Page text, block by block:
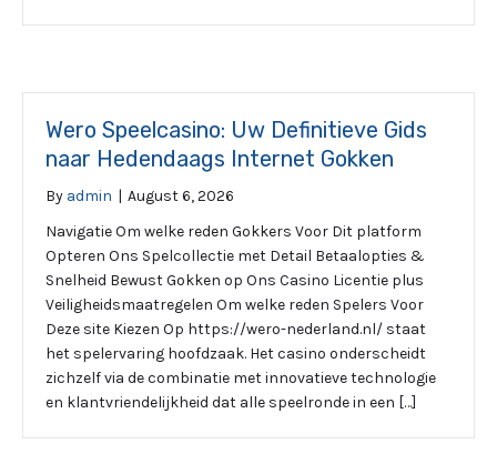
Wero Speelcasino: Uw Definitieve Gids
naar Hedendaags Internet Gokken
By admin | August 6, 2026
Navigatie Om welke reden Gokkers Voor Dit platform
Opteren Ons Spelcollectie met Detail Betaalopties &
Snelheid Bewust Gokken op Ons Casino Licentie plus
Veiligheidsmaatregelen Om welke reden Spelers Voor
Deze site Kiezen Op https://wero-nederland.nl/ staat
het spelervaring hoofdzaak. Het casino onderscheidt
zichzelf via de combinatie met innovatieve technologie
en klantvriendelijkheid dat alle speelronde in een […]